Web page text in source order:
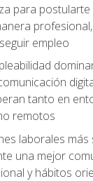
para postularte
empleo
tanto en
remotos
laborales más
una mejor
y hábitos